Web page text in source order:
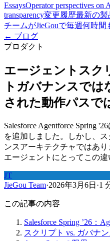
EssaysOperator perspectives on
transparency変更履歴最新の製
チームがJieGouで毎週何時
← ブログ
プロダクト
エージェントスク
トガバナンスで
された動作パスで
Salesforce Agentforce Spring
を追加しました。しかし、
ンスアーキテクチャではあ
エージェントにとってこの違
JT
JieGou Team·2026年3月6日 ·1
この記事の内容
Salesforce Spring ’26：
スクリプト vs. ガバナ